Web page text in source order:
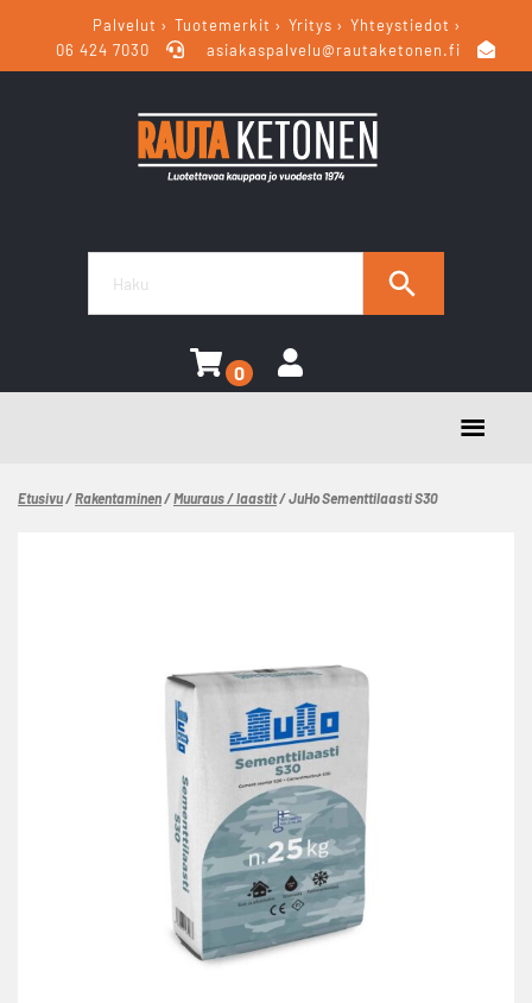
Palvelut Tuotemerkit Yritys
Yhteystiedot
06 424 7030
asiakaspalvelu@rautaketonen.fi
0
Etusivu/Rakentaminen/Muuraus / laastit/ JuHo Sementtilaasti S30